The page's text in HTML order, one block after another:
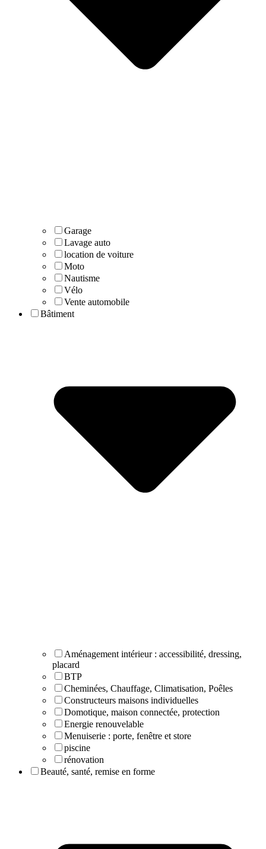
Garage
Lavage auto
location de voiture
Moto
Nautisme
Vélo
Vente automobile
Bâtiment
Aménagement intérieur : accessibilité, dressing,
placard
BTP
Cheminées, Chauffage, Climatisation, Poêles
Constructeurs maisons individuelles
Domotique, maison connectée, protection
Energie renouvelable
Menuiserie : porte, fenêtre et store
piscine
rénovation
Beauté, santé, remise en forme